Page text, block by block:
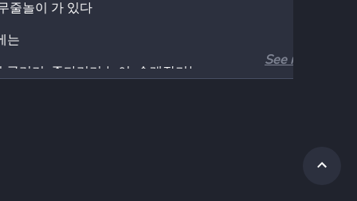
줄놀이 가 있다
는
굴리기, 줄다리기 놀이, 술래잡기놀
See more